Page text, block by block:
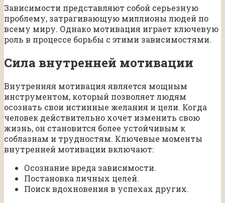
Зависимости представляют собой серьезную
проблему, затрагивающую миллионы людей по
всему миру. Однако мотивация играет ключевую
роль в процессе борьбы с этими зависимостями.
Сила внутренней мотивации
Внутренняя мотивация является мощным
инструментом, который позволяет людям
осознать свои истинные желания и цели. Когда
человек действительно хочет изменить свою
жизнь, он становится более устойчивым к
соблазнам и трудностям. Ключевые моменты
внутренней мотивации включают:
Осознание вреда зависимости.
Постановка личных целей.
Поиск вдохновения в успехах других.